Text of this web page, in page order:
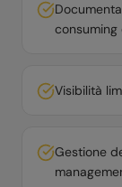
consuming
Visibilità
Gestione